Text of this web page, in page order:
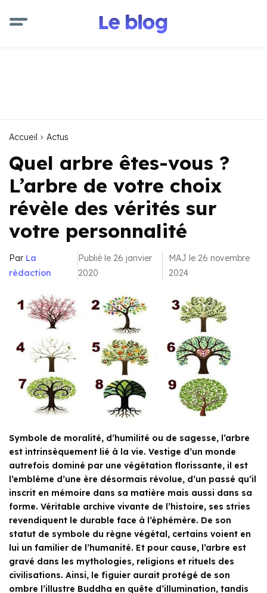
Accueil Actus
Quel arbre êtes-vous ?
L’arbre de votre choix
révèle des vérités sur
votre personnalité
Par La
rédaction
Publié le 26 janvier
2020
MAJ le 26 novembre
2024
Symbole de moralité, d’humilité ou de sagesse, l’arbre
est intrinsèquement lié à la vie. Vestige d’un monde
autrefois dominé par une végétation florissante, il est
l’emblème d’une ère désormais révolue, d’un passé qu’il
inscrit en mémoire dans sa matière mais aussi dans sa
forme. Véritable archive vivante de l’histoire, ses stries
revendiquent le durable face à l’éphémère. De son
statut de symbole du règne végétal, certains voient en
lui un familier de l’humanité. Et pour cause, l’arbre est
gravé dans les mythologies, religions et rituels des
civilisations. Ainsi, le figuier aurait protégé de son
ombre l’illustre Buddha en quête d’illumination, tandis